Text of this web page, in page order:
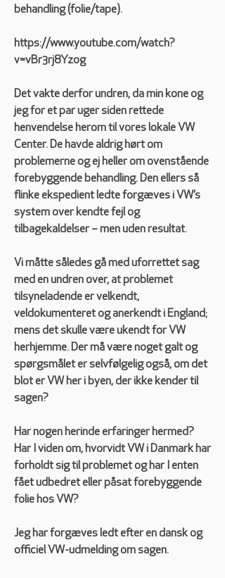
behandling (folie/tape).
https://www.youtube.com/watch?
v=vBr3rj8Yzog
Det vakte derfor undren, da min kone og
jeg for et par uger siden rettede
henvendelse herom til vores lokale VW
Center. De havde aldrig hørt om
problemerne og ej heller om ovenstående
forebyggende behandling. Den ellers så
flinke ekspedient ledte forgæves i VW’s
system over kendte fejl og
tilbagekaldelser – men uden resultat.
Vi måtte således gå med uforrettet sag
med en undren over, at problemet
tilsyneladende er velkendt,
veldokumenteret og anerkendt i England;
mens det skulle være ukendt for VW
herhjemme. Der må være noget galt og
spørgsmålet er selvfølgelig også, om det
blot er VW her i byen, der ikke kender til
sagen?
Har nogen herinde erfaringer hermed?
Har I viden om, hvorvidt VW i Danmark har
forholdt sig til problemet og har I enten
fået udbedret eller påsat forebyggende
folie hos VW?
Jeg har forgæves ledt efter en dansk og
officiel VW-udmelding om sagen.